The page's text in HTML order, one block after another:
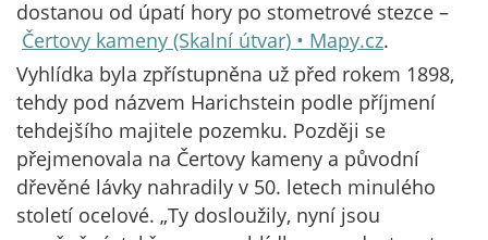
dostanou od úpatí hory po stometrové stezce –
Čertovy kameny (Skalní útvar) • Mapy.cz.
Vyhlídka byla zpřístupněna už před rokem 1898,
tehdy pod názvem Harichstein podle příjmení
tehdejšího majitele pozemku. Později se
přejmenovala na Čertovy kameny a původní
dřevěné lávky nahradily v 50. letech minulého
století ocelové. „Ty dosloužily, nyní jsou